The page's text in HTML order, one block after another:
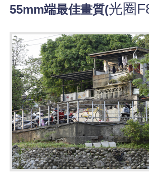
55mm端最佳畫質(光圈